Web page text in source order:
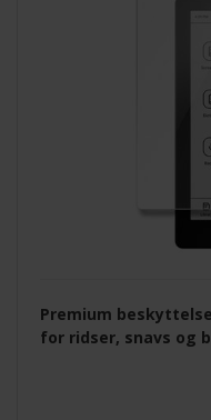
Premium
for ridser, snavs og